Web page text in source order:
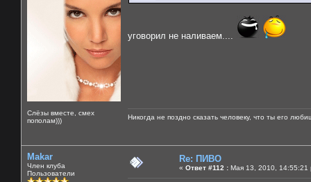
Слёзы вместе, смех
пополам)))
уговорил не наливаем....
Никогда не поздно сказать человеку, что ты его
Makar
Член клуба
Пользователи
Re: ПИВО
« Ответ #112 : Мая 13, 2010, 14:55:21